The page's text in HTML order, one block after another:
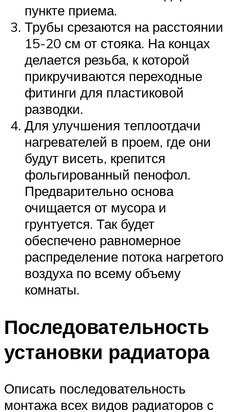
пункте приема.
Трубы срезаются на расстоянии
15-20 см от стояка. На концах
делается резьба, к которой
прикручиваются переходные
фитинги для пластиковой
разводки.
Для улучшения теплоотдачи
нагревателей в проем, где они
будут висеть, крепится
фольгированный пенофол.
Предварительно основа
очищается от мусора и
грунтуется. Так будет
обеспечено равномерное
распределение потока нагретого
воздуха по всему объему
комнаты.
Последовательность
установки радиатора
Описать последовательность
монтажа всех видов радиаторов с